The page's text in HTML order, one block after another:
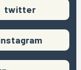
twitter